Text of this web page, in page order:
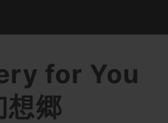
for You
郷